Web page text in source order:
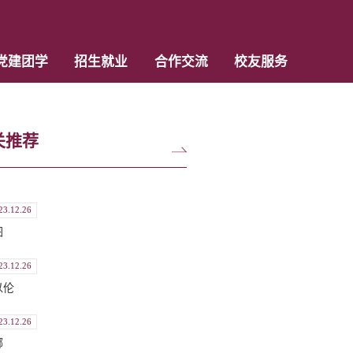
建团学 招生就业 合作交流 校友服务
推荐
伦